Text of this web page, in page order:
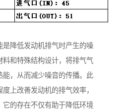
降低发动机排气时产生的噪
和特殊结构设计，将排气气
，从而减少噪音的传播。此
上改善发动机的排气效率，
的存在不仅有助于降低环境